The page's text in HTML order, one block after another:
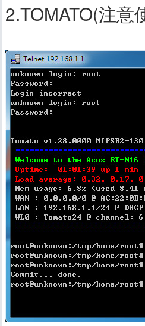
2.TOMATO(注意